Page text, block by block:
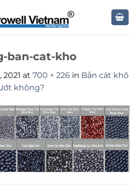
ban-cat-kho
2021 at 700 × 226 in Bắn cát khô
không?